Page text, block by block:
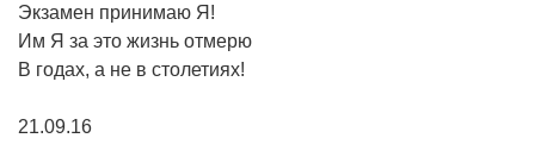
Экзамен принимаю Я!
Им Я за это жизнь отмерю
В годах, а не в столетиях!
21.09.16